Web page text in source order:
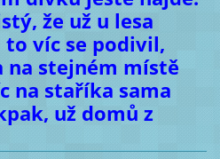
že už u lesa
to víc se podivil,
na stejném místě
na staříka sama
už domů z